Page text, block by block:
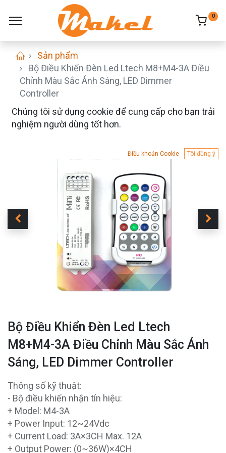
0
Sản phẩm
Bộ Điều Khiển Đèn Led Ltech M8+M4-3A Điều
Chỉnh Màu Sắc Ánh Sáng, LED Dimmer
Controller
Bộ Điều Khiển Đèn Led Ltech
M8+M4-3A Điều Chỉnh Màu Sắc Ánh
Sáng, LED Dimmer Controller
Thông số kỹ thuật:
- Bộ điều khiển nhận tín hiệu:
+ Model: M4-3A
+ Power Input: 12~24Vdc
+ Current Load: 3A×3CH Max. 12A
+ Output Power: (0~36W)×4CH
Chúng tôi sử dụng cookie để cung cấp cho bạn trải
nghiệm người dùng tốt hơn.
Điều khoản Cookie Tôi đồng ý